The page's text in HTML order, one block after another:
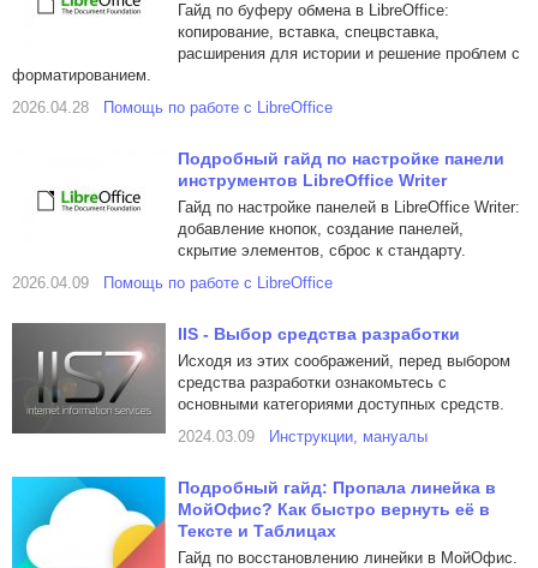
Гайд по буферу обмена в LibreOffice:
копирование, вставка, спецвставка,
расширения для истории и решение проблем с
форматированием.
2026.04.28
Помощь по работе с LibreOffice
Подробный гайд по настройке панели
инструментов LibreOffice Writer
Гайд по настройке панелей в LibreOffice Writer:
добавление кнопок, создание панелей,
скрытие элементов, сброс к стандарту.
2026.04.09
Помощь по работе с LibreOffice
IIS - Выбор средства разработки
Исходя из этих соображений, перед выбором
средства разработки ознакомьтесь с
основными категориями доступных средств.
2024.03.09
Инструкции, мануалы
Подробный гайд: Пропала линейка в
МойОфис? Как быстро вернуть её в
Тексте и Таблицах
Гайд по восстановлению линейки в МойОфис.